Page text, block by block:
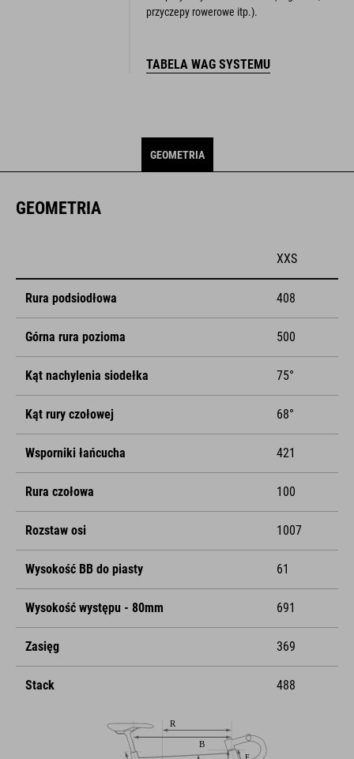
przyczepy rowerowe itp.).
TABELA WAG SYSTEMU
GEOMETRIA
GEOMETRIA
XXS
Rura podsiodłowa 408
Górna rura pozioma 500
Kąt nachylenia siodełka 75°
Kąt rury czołowej 68°
Wsporniki łańcucha 421
Rura czołowa 100
Rozstaw osi 1007
Wysokość BB do piasty 61
Wysokość występu - 80mm 691
Zasięg 369
Stack 488